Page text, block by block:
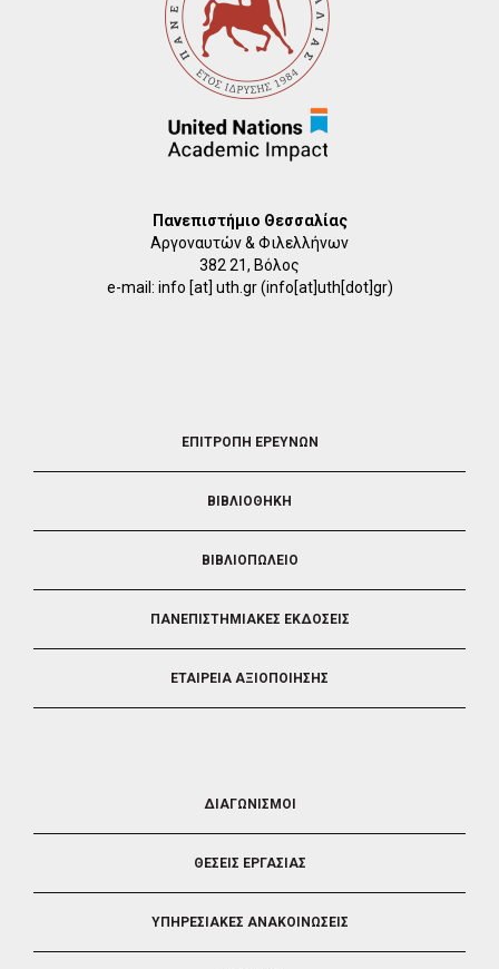
Πανεπιστήμιο Θεσσαλίας
Αργοναυτών & Φιλελλήνων
382 21, Βόλος
e-mail: info [at] uth.gr(info[at]uth[dot]gr)
ΕΠΙΤΡΟΠΗ ΕΡΕΥΝΩΝ
ΒΙΒΛΙΟΘΗΚΗ
ΒΙΒΛΙΟΠΩΛΕΙΟ
ΠΑΝΕΠΙΣΤΗΜΙΑΚΕΣ ΕΚΔΟΣΕΙΣ
ΕΤΑΙΡΕΙΑ ΑΞΙΟΠΟΙΗΣΗΣ
ΔΙΑΓΩΝΙΣΜΟΙ
ΘΕΣΕΙΣ ΕΡΓΑΣΙΑΣ
ΥΠΗΡΕΣΙΑΚΕΣ ΑΝΑΚΟΙΝΩΣΕΙΣ